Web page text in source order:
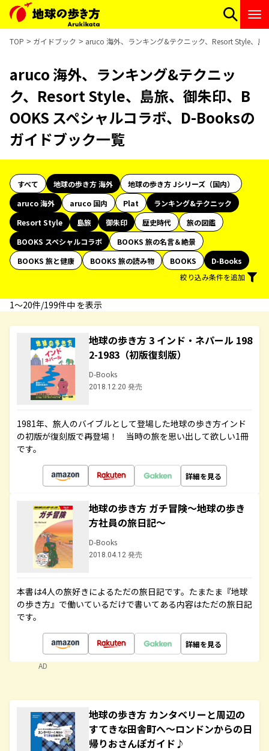
TOP ガイドブック aruco 海外、ランキング&テクニック、Resort Style、
aruco 海外、ランキング&テクニッ
ク、Resort Style、島旅、御朱印、B
OOKS スペシャルコラボ、D-Booksの
ガイドブック一覧
すべて 地球の歩き方 海外
地球の歩き方 Jシリーズ（国内）
aruco 海外
aruco 国内 Plat
ランキング&テクニック
Resort Style
島旅 御朱印 歴史時代
旅の図鑑
BOOKS スペシャルコラボ
BOOKS 旅の名言＆絶景
BOOKS 旅と健康
BOOKS 旅の読み物 BOOKS
D-Books
絞り込み条件を追加
1〜20件/199件中 を表示
地球の歩き方 3 インド・ネパール 198
2-1983（初版復刻版）
D-Books
2018.12.20 発売
1981年、旅人のバイブルとして登場した地球の歩き方インド
の初版が復刻版で再登場！ 当時の旅を思い出して欲しい1冊
です。
詳細を見る
地球の歩き方 ガチ冒険～地球の歩き
方社員の旅日記～
D-Books
2018.04.12 発売
本書は4人の旅好きによるただの旅日記です。たまたま『地球
の歩き方』で働いているだけで書いてある内容はただの旅日記
です。
詳細を見る
AD
地球の歩き方 カンタベリーと周辺の
すてきな田舎町へ～ロンドンからの日
帰りおさんぽガイド♪